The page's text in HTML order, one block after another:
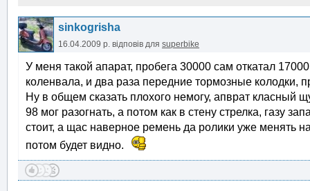
sinkogrisha
16.04.2009 р. відповів для superbike
У меня такой апарат, пробега 30000 сам откатал
коленвала, и два раза передние тормозные колодки,
Ну в общем сказать плохого немогу, апврат класный
98 мог разогнать, а потом как в стену стрелка, газу
стоит, а щас наверное ремень да ролики уже менять
потом будет видно.